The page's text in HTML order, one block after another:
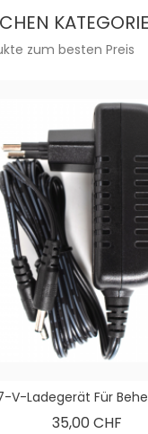
zum besten Preis
V-Ladegerät Für
35,00 CHF